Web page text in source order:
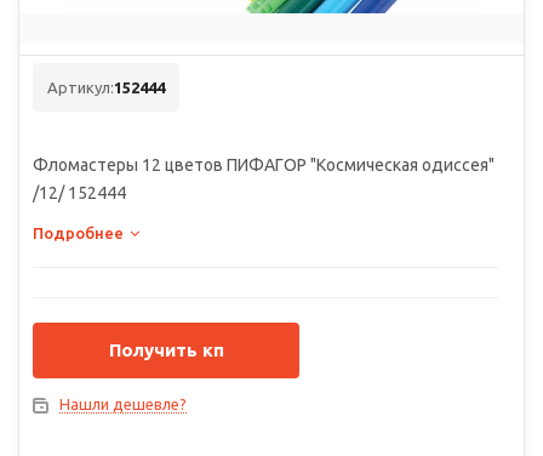
Артикул:152444
Фломастеры 12 цветов ПИФАГОР "Космическая одиссея"
/12/ 152444
Подробнее
Получить кп
Нашли дешевле?